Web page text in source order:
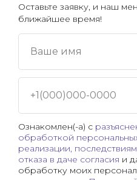
Оставьте заявку, и наш
ближайшее время!
Ваше имя
+1(000)000-0000
Ознакомлен(-а) с
обработкой
реализации,
отказа в даче согласия и
обработку моих
УНП 191445164
+375 (17) 388-72-73
Сайт использует
обеспечения
сайта, его